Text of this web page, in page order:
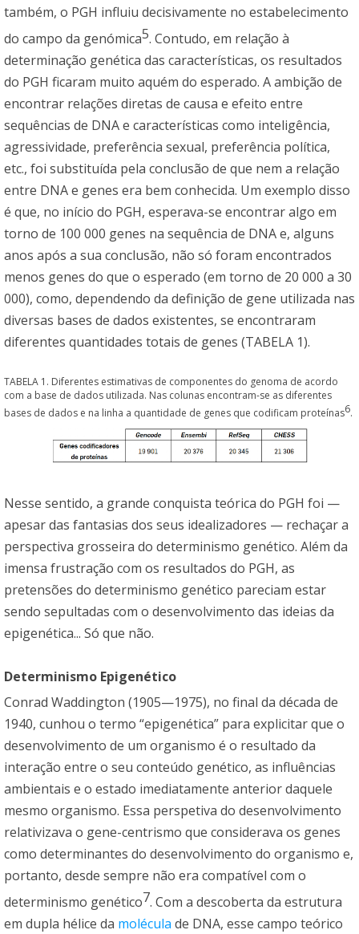
também, o PGH influiu decisivamente no estabelecimento
do campo da genómica5. Contudo, em relação à
determinação genética das características, os resultados
do PGH ficaram muito aquém do esperado. A ambição de
encontrar relações diretas de causa e efeito entre
sequências de DNA e características como inteligência,
agressividade, preferência sexual, preferência política,
etc., foi substituída pela conclusão de que nem a relação
entre DNA e genes era bem conhecida. Um exemplo disso
é que, no início do PGH, esperava-se encontrar algo em
torno de 100 000 genes na sequência de DNA e, alguns
anos após a sua conclusão, não só foram encontrados
menos genes do que o esperado (em torno de 20 000 a 30
000), como, dependendo da definição de gene utilizada nas
diversas bases de dados existentes, se encontraram
diferentes quantidades totais de genes (TABELA 1).
TABELA 1. Diferentes estimativas de componentes do genoma de acordo
com a base de dados utilizada. Nas colunas encontram-se as diferentes
bases de dados e na linha a quantidade de genes que codificam proteínas6.
Nesse sentido, a grande conquista teórica do PGH foi —
apesar das fantasias dos seus idealizadores — rechaçar a
perspectiva grosseira do determinismo genético. Além da
imensa frustração com os resultados do PGH, as
pretensões do determinismo genético pareciam estar
sendo sepultadas com o desenvolvimento das ideias da
epigenética... Só que não.
Determinismo Epigenético
Conrad Waddington (1905—1975), no final da década de
1940, cunhou o termo “epigenética” para explicitar que o
desenvolvimento de um organismo é o resultado da
interação entre o seu conteúdo genético, as influências
ambientais e o estado imediatamente anterior daquele
mesmo organismo. Essa perspetiva do desenvolvimento
relativizava o gene-centrismo que considerava os genes
como determinantes do desenvolvimento do organismo e,
portanto, desde sempre não era compatível com o
determinismo genético7. Com a descoberta da estrutura
em dupla hélice da molécula de DNA, esse campo teórico